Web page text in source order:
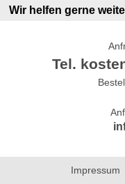
Wir helfen gerne
Tel.
Impressum